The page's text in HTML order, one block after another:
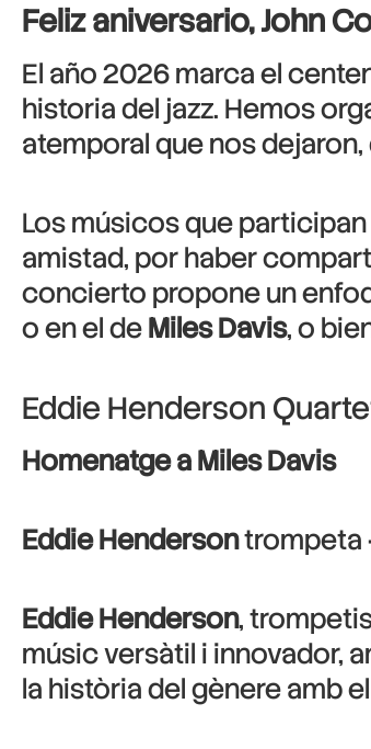
Feliz aniversario, John
El año 2026 marca el
historia del jazz. Hemos
atemporal que nos
Los músicos que
amistad, por haber
concierto propone un
o en el deMiles Davis, o
Eddie Henderson
Homenatge a Miles Davis
Eddie Hendersontrompeta ·
Eddie Henderson,
músic versàtil i innovador,
la història del gènere amb